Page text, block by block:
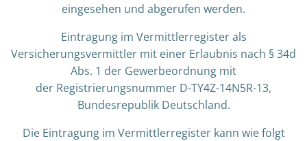
eingesehen und abgerufen werden.
Eintragung im Vermittlerregister als
Versicherungsvermittler mit einer Erlaubnis nach § 34d
Abs. 1 der Gewerbeordnung mit
der Registrierungsnummer D-TY4Z-14N5R-13,
Bundesrepublik Deutschland.
Die Eintragung im Vermittlerregister kann wie folgt